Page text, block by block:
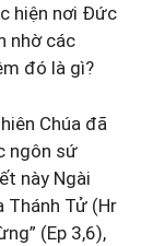
hiện nơi Đức
nhờ các
đó là gì?
Chúa đã
ngôn sứ
này Ngài
Thánh Tử (Hr
(Ep 3,6),